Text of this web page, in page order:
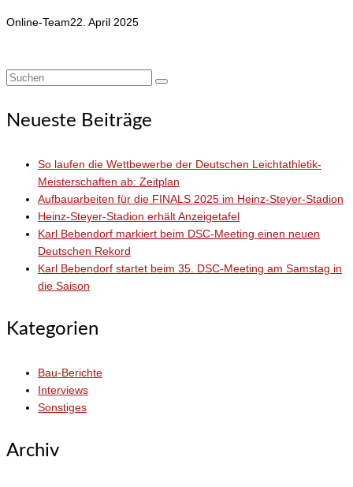
Online-Team22. April 2025
Suchen
Neueste Beiträge
So laufen die Wettbewerbe der Deutschen Leichtathletik-
Meisterschaften ab: Zeitplan
Aufbauarbeiten für die FINALS 2025 im Heinz-Steyer-Stadion
Heinz-Steyer-Stadion erhält Anzeigetafel
Karl Bebendorf markiert beim DSC-Meeting einen neuen
Deutschen Rekord
Karl Bebendorf startet beim 35. DSC-Meeting am Samstag in
die Saison
Kategorien
Bau-Berichte
Interviews
Sonstiges
Archiv